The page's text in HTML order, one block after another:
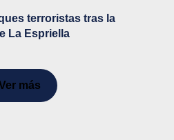
terroristas tras la
La Espriella
más